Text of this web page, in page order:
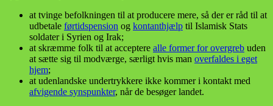
at tvinge befolkningen til at producere mere, så der er råd til at
udbetale førtidspension og kontanthjælp til Islamisk Stats
soldater i Syrien og Irak;
at skræmme folk til at acceptere alle former for overgreb uden
at sætte sig til modværge, særligt hvis man overfaldes i eget
hjem;
at udenlandske undertrykkere ikke kommer i kontakt med
afvigende synspunkter, når de besøger landet.